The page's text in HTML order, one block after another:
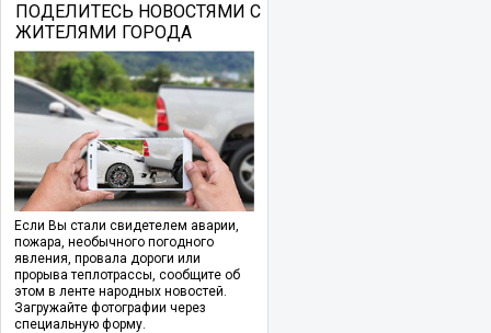
ПОДЕЛИТЕСЬ НОВОСТЯМИ С
ЖИТЕЛЯМИ ГОРОДА
Если Вы стали свидетелем аварии,
пожара, необычного погодного
явления, провала дороги или
прорыва теплотрассы, сообщите об
этом в ленте народных новостей.
Загружайте фотографии через
специальную форму.